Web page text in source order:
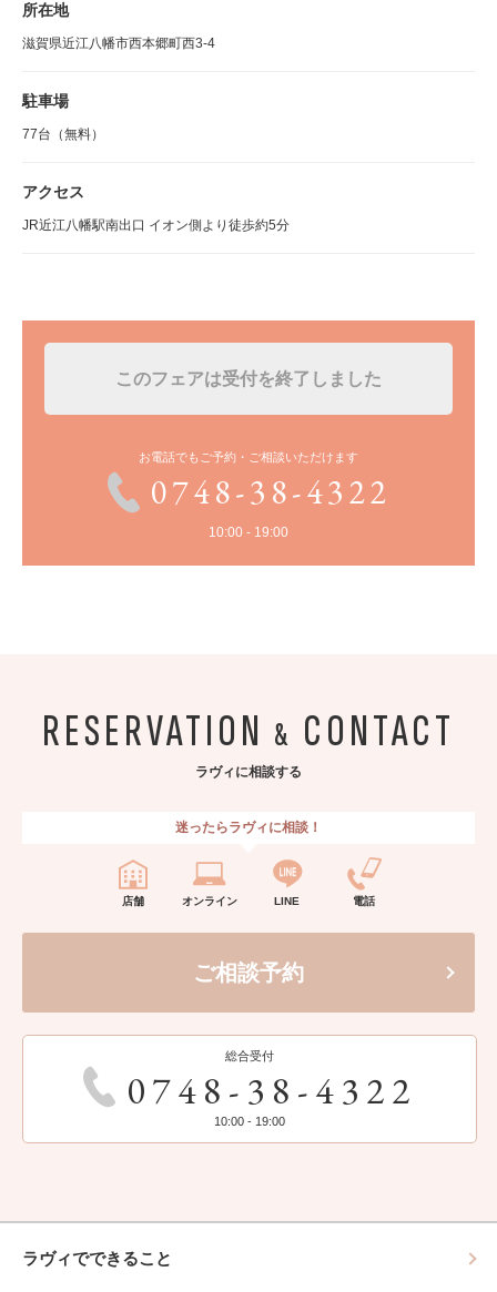
所在地
滋賀県近江八幡市西本郷町西3-4
駐車場
77台（無料）
アクセス
JR近江八幡駅南出口 イオン側より徒歩約5分
このフェアは受付を終了しました
お電話でもご予約・ご相談いただけます
0748-38-4322
10:00 - 19:00
RESERVATION & CONTACT
ラヴィに相談する
迷ったらラヴィに相談！
店舗 オンライン LINE 電話
ご相談予約
総合受付
0748-38-4322
10:00 - 19:00
ラヴィでできること